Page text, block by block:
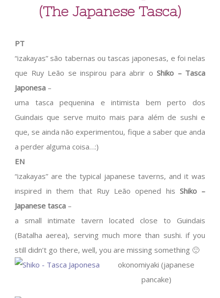
(The Japanese Tasca)
PT
“izakayas” são tabernas ou tascas japonesas, e foi nelas
que Ruy Leão se inspirou para abrir o Shiko – Tasca
Japonesa –
uma tasca pequenina e intimista bem perto dos
Guindais que serve muito mais para além de sushi e
que, se ainda não experimentou, fique a saber que anda
a perder alguma coisa…:)
EN
“izakayas” are the typical japanese taverns, and it was
inspired in them that Ruy Leão opened his Shiko –
Japanese tasca –
a small intimate tavern located close to Guindais
(Batalha aerea), serving much more than sushi. if you
still didn’t go there, well, you are missing something 🙂
okonomiyaki (japanese
pancake)